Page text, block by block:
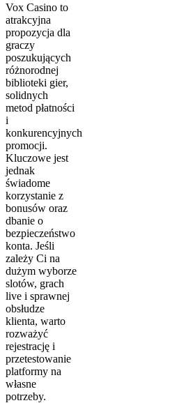
Vox Casino to
atrakcyjna
propozycja dla
graczy
poszukujących
różnorodnej
biblioteki gier,
solidnych
metod płatności
i
konkurencyjnych
promocji.
Kluczowe jest
jednak
świadome
korzystanie z
bonusów oraz
dbanie o
bezpieczeństwo
konta. Jeśli
zależy Ci na
dużym wyborze
slotów, grach
live i sprawnej
obsłudze
klienta, warto
rozważyć
rejestrację i
przetestowanie
platformy na
własne
potrzeby.